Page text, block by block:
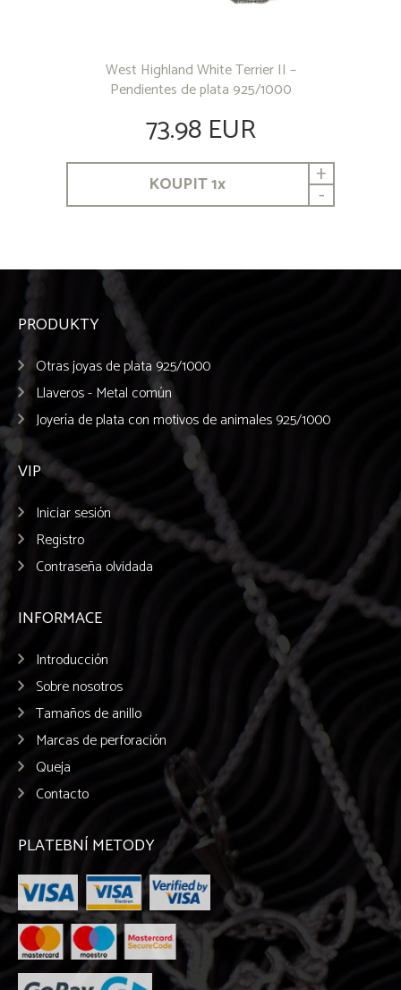
West Highland White Terrier II –
Pendientes de plata 925/1000
73.98 EUR
KOUPIT1x +
-
PRODUKTY
Otras joyas de plata 925/1000
Llaveros - Metal común
Joyería de plata con motivos de animales 925/1000
VIP
Iniciar sesión
Registro
Contraseña olvidada
INFORMACE
Introducción
Sobre nosotros
Tamaños de anillo
Marcas de perforación
Queja
Contacto
PLATEBNÍ METODY